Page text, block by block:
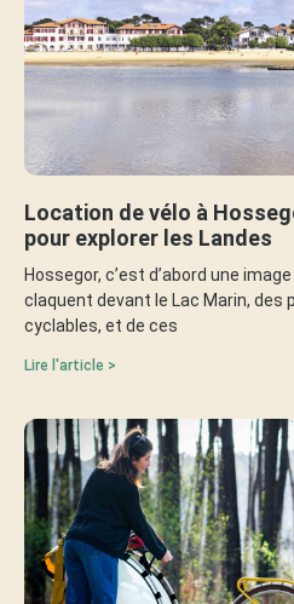
Location de vélo à
pour explorer les Landes
Hossegor, c’est d’abord une
claquent devant le Lac Marin, des
cyclables, et de ces
Lire l'article >